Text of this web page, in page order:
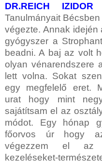
DR.REICH IZIDOR
Tanulmányait
végezte. Annak
gyógyszer a
beadni. A baj az volt
olyan vénarendszere
lett volna. Sokat
egy megfelelő eret.
urat hogy mint
sajátítsam el az
módot. Egy hónap
főorvos úr hogy
végezzem el az
kezeléseket-